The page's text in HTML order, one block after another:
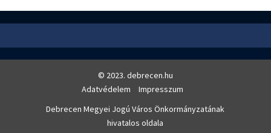
© 2023. debrecen.hu
Adatvédelem
Impresszum
Debrecen Megyei Jogú Város Önkormányzatának
hivatalos oldala